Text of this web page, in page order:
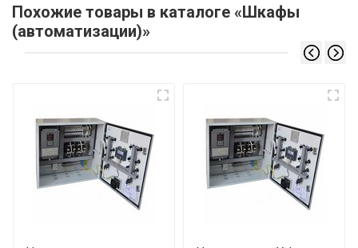
Похожие товары в каталоге «Шкафы
(автоматизации)»